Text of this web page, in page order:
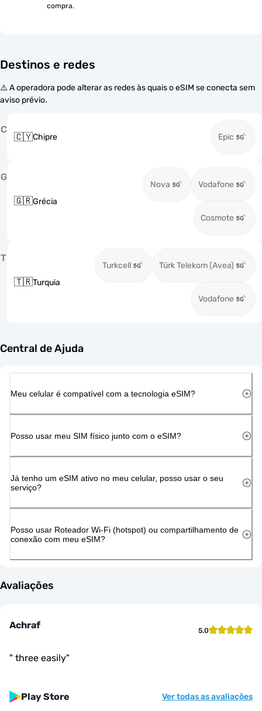
compra.
Destinos e redes
⚠️ A operadora pode alterar as redes às quais o eSIM se conecta sem
aviso prévio.
C
🇨🇾Chipre Epic
G
🇬🇷Grécia
Nova Vodafone
Cosmote
T
🇹🇷Turquia
Turkcell Türk Telekom (Avea)
Vodafone
Central de Ajuda
Meu celular é compatível com a tecnologia eSIM?
Posso usar meu SIM físico junto com o eSIM?
Já tenho um eSIM ativo no meu celular, posso usar o seu
serviço?
Posso usar Roteador Wi-Fi (hotspot) ou compartilhamento de
conexão com meu eSIM?
Avaliações
Achraf 5.0
" three easily"
Play Store Ver todas as avaliações